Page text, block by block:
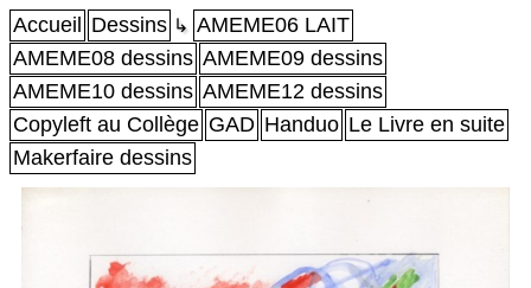
Accueil Dessins ↳ AMEME06 LAIT
AMEME08 dessins AMEME09 dessins
AMEME10 dessins AMEME12 dessins
Copyleft au Collège GAD Handuo Le Livre en suite
Makerfaire dessins